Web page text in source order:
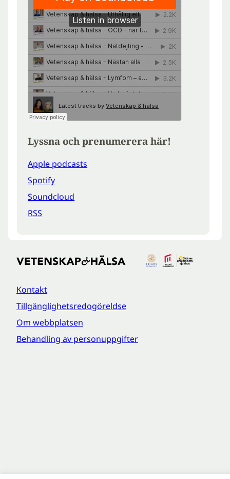
Lyssna och prenumerera här!
Apple podcasts
Spotify
Soundcloud
RSS
Kontakt
Tillgänglighetsredogöreldse
Om webbplatsen
Behandling av personuppgifter